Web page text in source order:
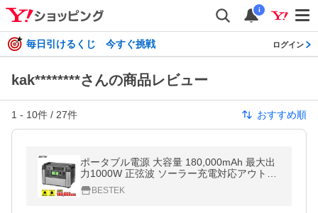
i
毎日引けるくじ 今すぐ挑戦 ログイン
kak********さんの商品レビュー
1 - 10件 / 27件 おすすめ順
ポータブル電源 大容量 180,000mAh 最大出
力1000W 正弦波 ソーラー充電対応アウトド
BESTEK